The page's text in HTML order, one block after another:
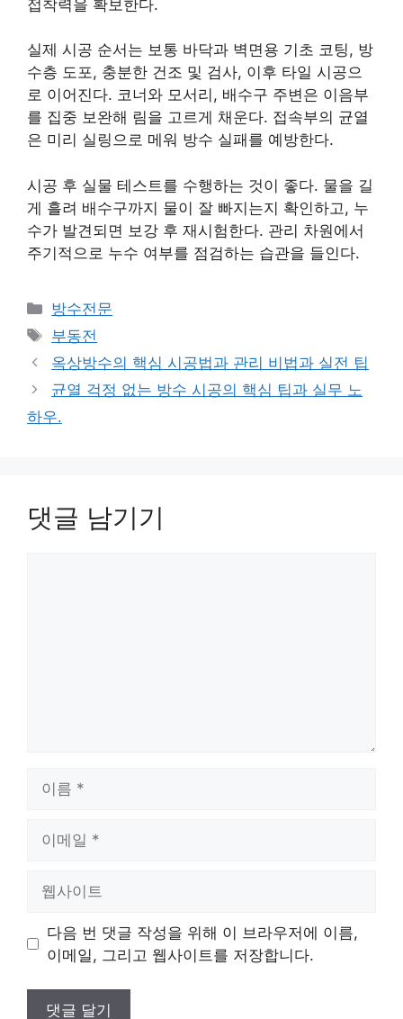
접착력을 확보한다.
실제 시공 순서는 보통 바닥과 벽면용 기초 코팅, 방
수층 도포, 충분한 건조 및 검사, 이후 타일 시공으
로 이어진다. 코너와 모서리, 배수구 주변은 이음부
를 집중 보완해 림을 고르게 채운다. 접속부의 균열
은 미리 실링으로 메워 방수 실패를 예방한다.
시공 후 실물 테스트를 수행하는 것이 좋다. 물을 길
게 흘려 배수구까지 물이 잘 빠지는지 확인하고, 누
수가 발견되면 보강 후 재시험한다. 관리 차원에서
주기적으로 누수 여부를 점검하는 습관을 들인다.
카
테
고
리
방수전문
태
그
부동전
옥상방수의 핵심 시공법과 관리 비법과 실전 팁
균열 걱정 없는 방수 시공의 핵심 팁과 실무 노
하우.
댓글 남기기
트
다음 번 댓글 작성을 위해 이 브라우저에 이름,
이메일, 그리고 웹사이트를 저장합니다.